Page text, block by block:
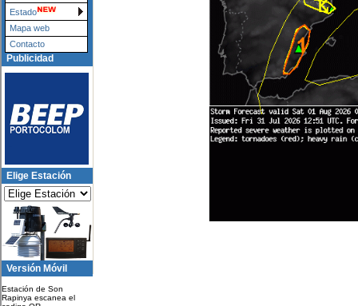
Estado
Mapa web
Contacto
Publicidad
Elige Estación
Versión Móvil
Estación de Son
Rapinya escanea el